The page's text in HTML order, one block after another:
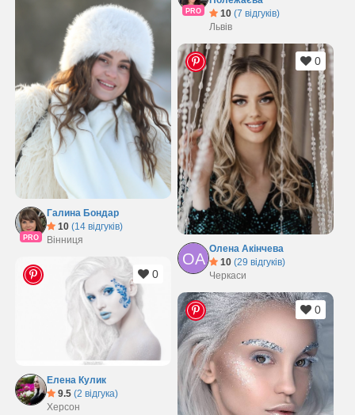
PRO
10 (7 відгуків)
Львів
PRO
Галина Бондар
10 (14 відгуків)
Вінниця
ОА
Олена Акінчева
10 (29 відгуків)
Черкаси
0
Елена Кулик
9.5 (2 відгука)
Херсон
0
0